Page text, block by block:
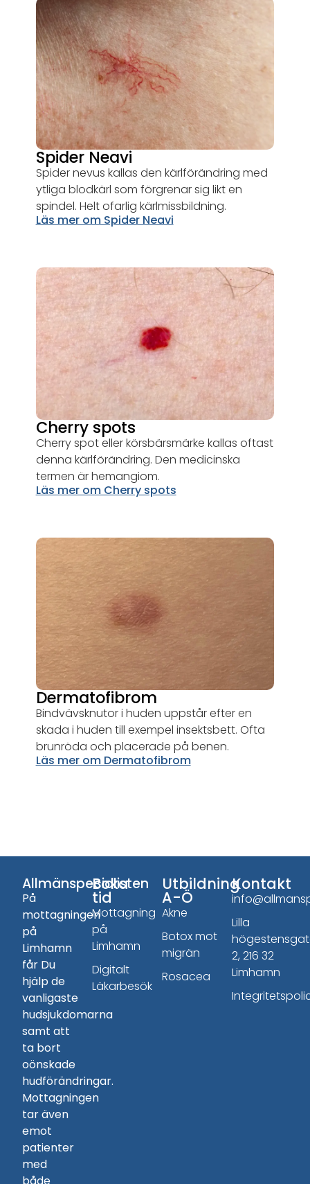
Spider Neavi
Spider nevus kallas den kärlförändring med
ytliga blodkärl som förgrenar sig likt en
spindel. Helt ofarlig kärlmissbildning.
Läs mer om Spider Neavi
Cherry spots
Cherry spot eller körsbärsmärke kallas oftast
denna kärlförändring. Den medicinska
termen är hemangiom.
Läs mer om Cherry spots
Dermatofibrom
Bindvävsknutor i huden uppstår efter en
skada i huden till exempel insektsbett. Ofta
brunröda och placerade på benen.
Läs mer om Dermatofibrom
Allmänspecialisten
På
mottagningen
på
Limhamn
får Du
hjälp de
vanligaste
hudsjukdomarna
samt att
ta bort
oönskade
hudförändringar.
Mottagningen
tar även
emot
patienter
med
Boka
tid
Mottagning
på
Limhamn
Digitalt
Läkarbesök
Utbildning
A-Ö
Akne
Botox mot
migrän
Rosacea
Kontakt
Lilla
2, 216 32
Limhamn